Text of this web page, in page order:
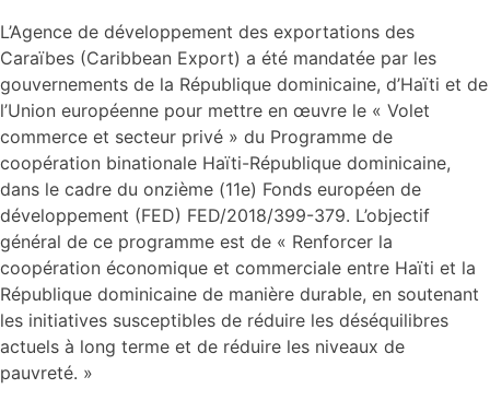
L’Agence de développement des exportations des
Caraïbes (Caribbean Export) a été mandatée par les
gouvernements de la République dominicaine, d’Haïti et de
l’Union européenne pour mettre en œuvre le « Volet
commerce et secteur privé » du Programme de
coopération binationale Haïti-République dominicaine,
dans le cadre du onzième (11e) Fonds européen de
développement (FED) FED/2018/399-379. L’objectif
général de ce programme est de « Renforcer la
coopération économique et commerciale entre Haïti et la
République dominicaine de manière durable, en soutenant
les initiatives susceptibles de réduire les déséquilibres
actuels à long terme et de réduire les niveaux de
pauvreté. »